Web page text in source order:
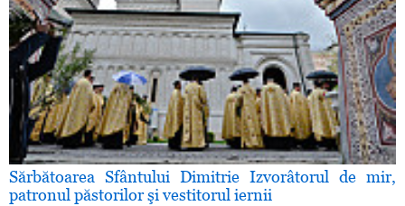
Sărbătoarea Sfântului Dimitrie Izvorâtorul de mir,
patronul păstorilor şi vestitorul iernii